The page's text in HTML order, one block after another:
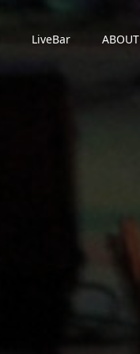
LiveBar ABOUT